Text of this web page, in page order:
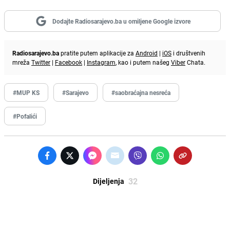
Dodajte Radiosarajevo.ba u omiljene Google izvore
Radiosarajevo.bapratite putem aplikacije za Android | iOS i društvenih
mreža Twitter | Facebook | Instagram, kao i putem našeg ViberChata.
#MUP KS #Sarajevo #saobraćajna nesreća
#Pofalići
Dijeljenja 32